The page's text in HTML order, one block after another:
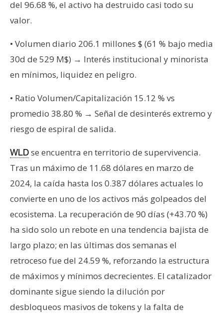
e
m
a
R
e
u
r
s
o
s
C
n
t
a
c
del 96.68 %, el activo ha destruido casi todo su
valor.
• Volumen diario 206.1 millones $ (61 % bajo media
30d de 529 M$) → Interés institucional y minorista
en mínimos, liquidez en peligro.
• Ratio Volumen/Capitalización 15.12 % vs
promedio 38.80 % → Señal de desinterés extremo y
riesgo de espiral de salida.
WLDse encuentra en territorio de supervivencia.
Tras un máximo de 11.68 dólares en marzo de
2024, la caída hasta los 0.387 dólares actuales lo
convierte en uno de los activos más golpeados del
ecosistema. La recuperación de 90 días (+43.70 %)
ha sido solo un rebote en una tendencia bajista de
largo plazo; en las últimas dos semanas el
retroceso fue del 24.59 %, reforzando la estructura
de máximos y mínimos decrecientes. El catalizador
dominante sigue siendo la dilución por
desbloqueos masivos de tokens y la falta de